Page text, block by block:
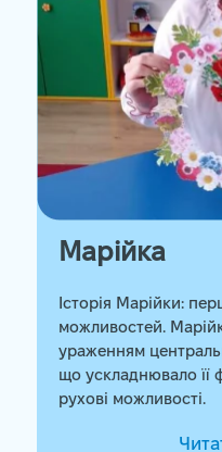
Марійка
Історія Марійки:
можливостей.
ураженням
що ускладнювало її
рухові можливості.